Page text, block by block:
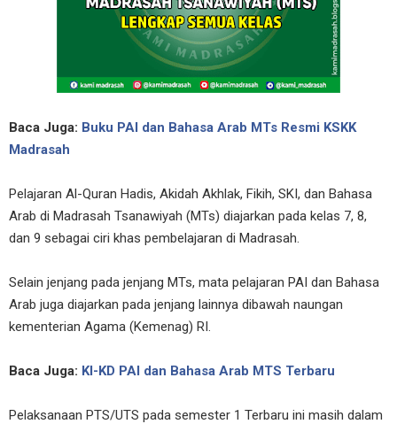
Baca Juga: Buku PAI dan Bahasa Arab MTs Resmi KSKK
Madrasah
Pelajaran Al-Quran Hadis, Akidah Akhlak, Fikih, SKI, dan Bahasa
Arab di Madrasah Tsanawiyah (MTs) diajarkan pada kelas 7, 8,
dan 9 sebagai ciri khas pembelajaran di Madrasah.
Selain jenjang pada jenjang MTs, mata pelajaran PAI dan Bahasa
Arab juga diajarkan pada jenjang lainnya dibawah naungan
kementerian Agama (Kemenag) RI.
Baca Juga: KI-KD PAI dan Bahasa Arab MTS Terbaru
Pelaksanaan PTS/UTS pada semester 1 Terbaru ini masih dalam